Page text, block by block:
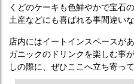
くどのケーキも色鮮やかで宝石
土産などにも喜ばれる事間違いな
店内にはイートインスペースが
ガニックのドリンクを楽しむ事
しの際に、ぜひここへ立ち寄っ